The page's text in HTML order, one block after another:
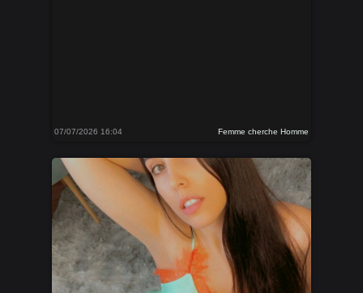
07/07/2026 16:04 Femme cherche Homme